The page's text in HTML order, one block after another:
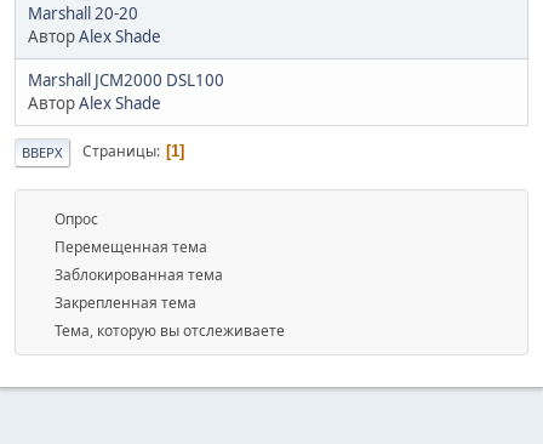
Marshall 20-20
АвторAlex Shade
Marshall JCM2000 DSL100
АвторAlex Shade
ВВЕРХ Страницы 1
Опрос
Перемещенная тема
Заблокированная тема
Закрепленная тема
Тема, которую вы отслеживаете